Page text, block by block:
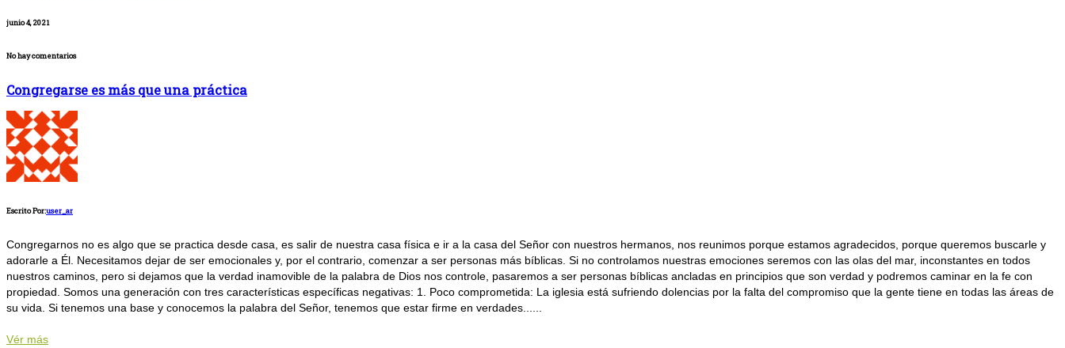
junio 4, 2021
No hay comentarios
Congregarse es más que una práctica
Escrito Por:user_ar
Congregarnos no es algo que se practica desde casa, es salir de nuestra casa física e ir a la casa del Señor con nuestros hermanos, nos reunimos porque estamos agradecidos, porque queremos buscarle y
adorarle a Él. Necesitamos dejar de ser emocionales y, por el contrario, comenzar a ser personas más bíblicas. Si no controlamos nuestras emociones seremos con las olas del mar, inconstantes en todos
nuestros caminos, pero si dejamos que la verdad inamovible de la palabra de Dios nos controle, pasaremos a ser personas bíblicas ancladas en principios que son verdad y podremos caminar en la fe con
propiedad. Somos una generación con tres características específicas negativas: 1. Poco comprometida: La iglesia está sufriendo dolencias por la falta del compromiso que la gente tiene en todas las áreas de
su vida. Si tenemos una base y conocemos la palabra del Señor, tenemos que estar firme en verdades......
Vér más